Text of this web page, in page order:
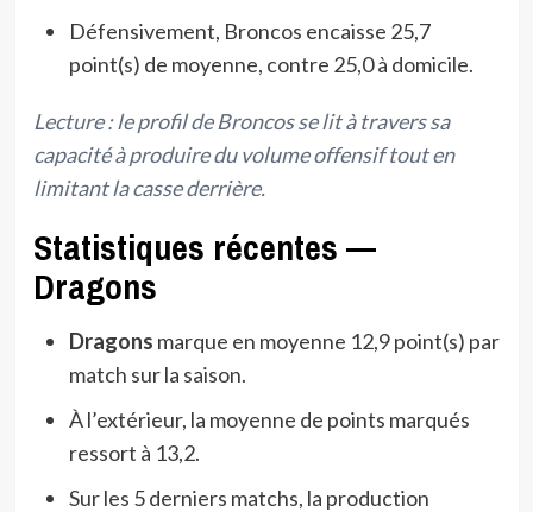
Défensivement, Broncos encaisse 25,7
point(s) de moyenne, contre 25,0 à domicile.
Lecture : le profil de Broncos se lit à travers sa
capacité à produire du volume offensif tout en
limitant la casse derrière.
Statistiques récentes —
Dragons
Dragons marque en moyenne 12,9 point(s) par
match sur la saison.
À l’extérieur, la moyenne de points marqués
ressort à 13,2.
Sur les 5 derniers matchs, la production